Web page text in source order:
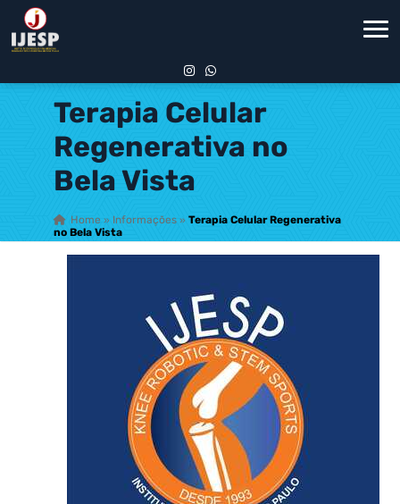
Terapia Celular
Regenerativa no
Bela Vista
Home » Informações » Terapia Celular Regenerativa
no Bela Vista